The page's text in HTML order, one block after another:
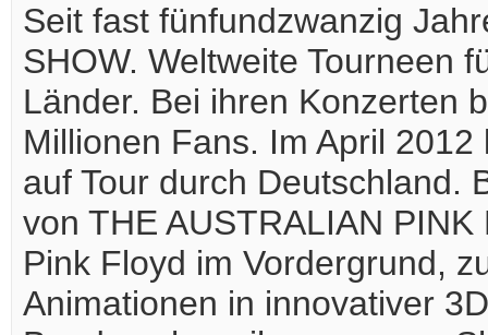
Seit fast fünfundzwanzig
SHOW. Weltweite Tourneen
Länder. Bei ihren Konzerten
Millionen Fans. Im April
auf Tour durch Deutschland.
von THE AUSTRALIAN
Pink Floyd im Vordergrund,
Animationen in innovativer